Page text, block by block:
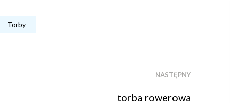
Torby
NASTĘPNY
torba rowerowa